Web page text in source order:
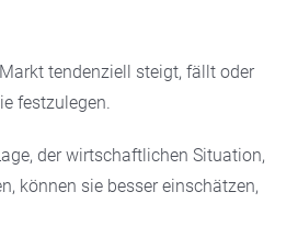
tendenziell steigt, fällt oder
festzulegen.
der wirtschaftlichen Situation,
können sie besser einschätzen,